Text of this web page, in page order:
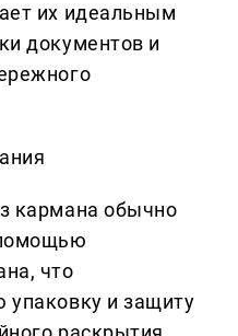
их идеальным
документов и
кармана обычно
что
упаковку и защиту